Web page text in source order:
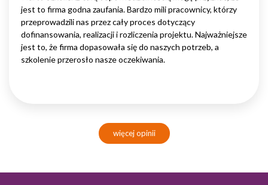
jest to firma godna zaufania. Bardzo mili pracownicy, którzy
przeprowadzili nas przez cały proces dotyczący
dofinansowania, realizacji i rozliczenia projektu. Najważniejsze
jest to, że firma dopasowała się do naszych potrzeb, a
szkolenie przerosło nasze oczekiwania.
więcej opinii